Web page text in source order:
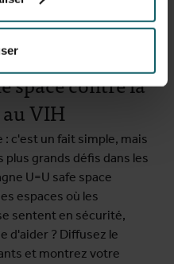
space contre la
VIH
c'est un fait simple, mais
grands défis dans les
U=U safe space
espaces où les
sentent en sécurité,
d'aider ? Diffusez le
et montrez votre